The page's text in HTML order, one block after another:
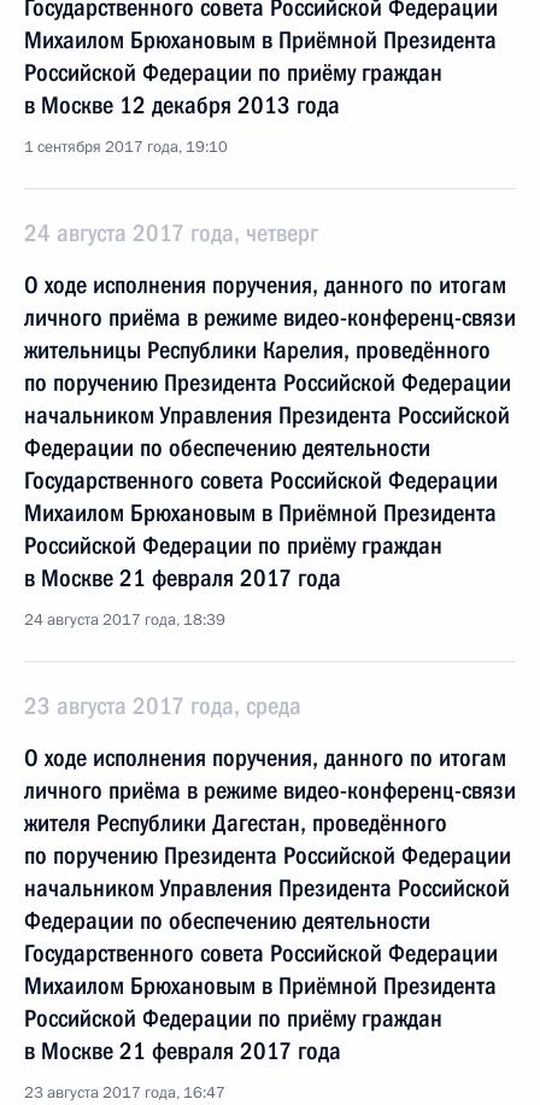
Государственного совета Российской Федерации
Михаилом Брюхановым в Приёмной Президента
Российской Федерации по приёму граждан
в Москве 12 декабря 2013 года
1 сентября 2017 года, 19:10
24 августа 2017 года, четверг
О ходе исполнения поручения, данного по итогам
личного приёма в режиме видео-конференц-связи
жительницы Республики Карелия, проведённого
по поручению Президента Российской Федерации
начальником Управления Президента Российской
Федерации по обеспечению деятельности
Государственного совета Российской Федерации
Михаилом Брюхановым в Приёмной Президента
Российской Федерации по приёму граждан
в Москве 21 февраля 2017 года
24 августа 2017 года, 18:39
23 августа 2017 года, среда
О ходе исполнения поручения, данного по итогам
личного приёма в режиме видео-конференц-связи
жителя Республики Дагестан, проведённого
по поручению Президента Российской Федерации
начальником Управления Президента Российской
Федерации по обеспечению деятельности
Государственного совета Российской Федерации
Михаилом Брюхановым в Приёмной Президента
Российской Федерации по приёму граждан
в Москве 21 февраля 2017 года
23 августа 2017 года, 16:47